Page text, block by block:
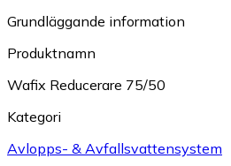
Grundläggande information
Produktnamn
Wafix Reducerare 75/50
Kategori
Avlopps- & Avfallsvattensystem